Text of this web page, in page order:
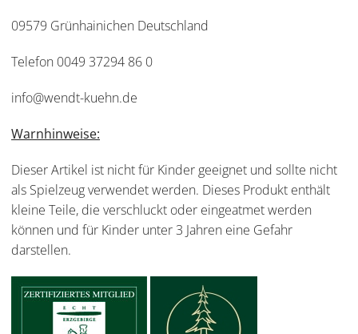
09579 Grünhainichen Deutschland
Telefon 0049 37294 86 0
info@wendt-kuehn.de
Warnhinweise:
Dieser Artikel ist nicht für Kinder geeignet und sollte nicht
als Spielzeug verwendet werden. Dieses Produkt enthält
kleine Teile, die verschluckt oder eingeatmet werden
können und für Kinder unter 3 Jahren eine Gefahr
darstellen.